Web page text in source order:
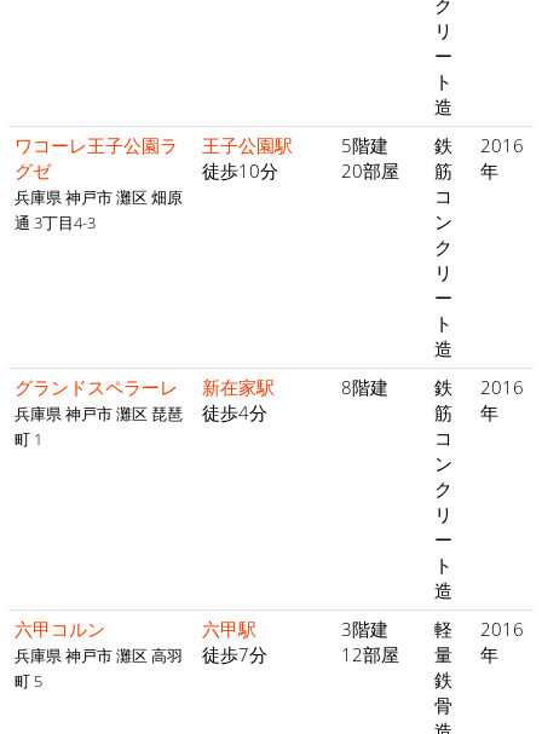
ク
リ
ー
ト
造
ワコーレ王子公園ラ
グゼ
兵庫県 神戸市 灘区 畑原
通 3丁目4-3
王子公園駅
徒歩10分
5階建
20部屋
鉄
筋
コ
ン
ク
リ
ー
ト
造
2016
年
グランドスペラーレ
兵庫県 神戸市 灘区 琵琶
町 1
新在家駅
徒歩4分
8階建
鉄
筋
コ
ン
ク
リ
ー
ト
造
2016
年
六甲コルン
兵庫県 神戸市 灘区 高羽
町 5
六甲駅
徒歩7分
3階建
12部屋
軽
量
鉄
骨
2016
年